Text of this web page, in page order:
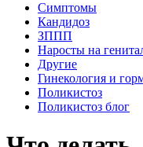
Симптомы
Кандидоз
ЗППП
Наросты на
Другие
Гинекология и
Поликистоз
Поликистоз блог